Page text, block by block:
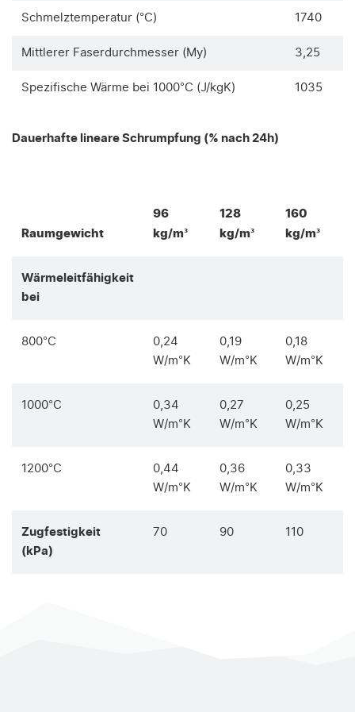
Schmelztemperatur (°C) 1740
Mittlerer Faserdurchmesser (My) 3,25
Spezifische Wärme bei 1000°C (J/kgK) 1035
Dauerhafte lineare Schrumpfung (% nach 24h)
Raumgewicht
96
kg/m³
128
kg/m³
160
kg/m³
Wärmeleitfähigkeit
bei
800°C
0,24
W/m°K
0,19
W/m°K
0,18
W/m°K
1000°C
0,34
W/m°K
0,27
W/m°K
0,25
W/m°K
1200°C
0,44
W/m°K
0,36
W/m°K
0,33
W/m°K
Zugfestigkeit
(kPa)
70 90 110